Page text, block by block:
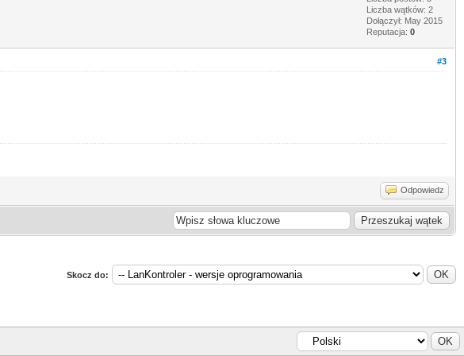
Liczba wątków: 2
Dołączył: May 2015
Reputacja: 0
#3
Odpowiedz
Skocz do: